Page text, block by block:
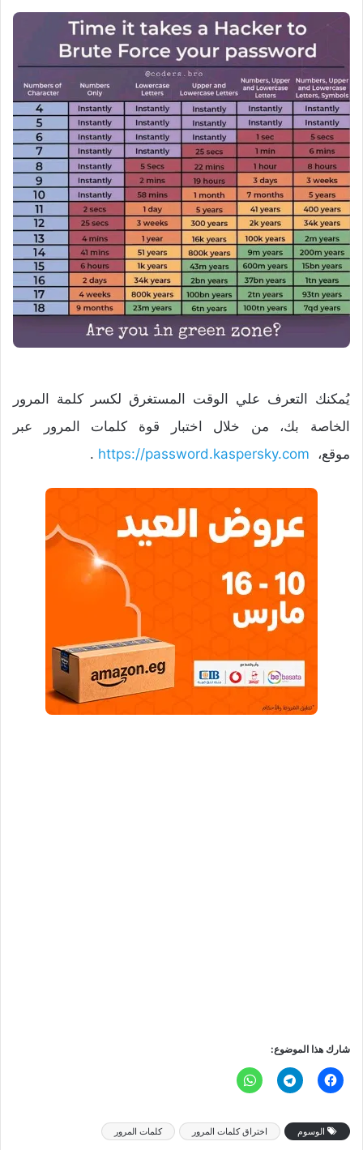
يُمكنك التعرف علي الوقت المستغرق لكسر كلمة المرور
الخاصة بك، من خلال اختبار قوة كلمات المرور عبر
موقع، https://password.kaspersky.com
.
شارك هذا الموضوع:
الوسوم اختراق كلمات المرور كلمات المرور